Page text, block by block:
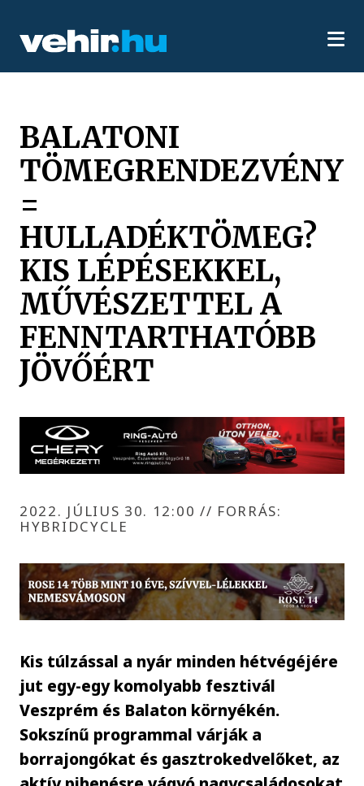
BALATONI
TÖMEGRENDEZVÉNY
=
HULLADÉKTÖMEG?
KIS LÉPÉSEKKEL,
MŰVÉSZETTEL A
FENNTARTHATÓBB
JÖVŐÉRT
2022. JÚLIUS 30. 12:00 // FORRÁS:
HYBRIDCYCLE
Kis túlzással a nyár minden hétvégéjére
jut egy-egy komolyabb fesztivál
Veszprém és Balaton környékén.
Sokszínű programmal várják a
borrajongókat és gasztrokedvelőket, az